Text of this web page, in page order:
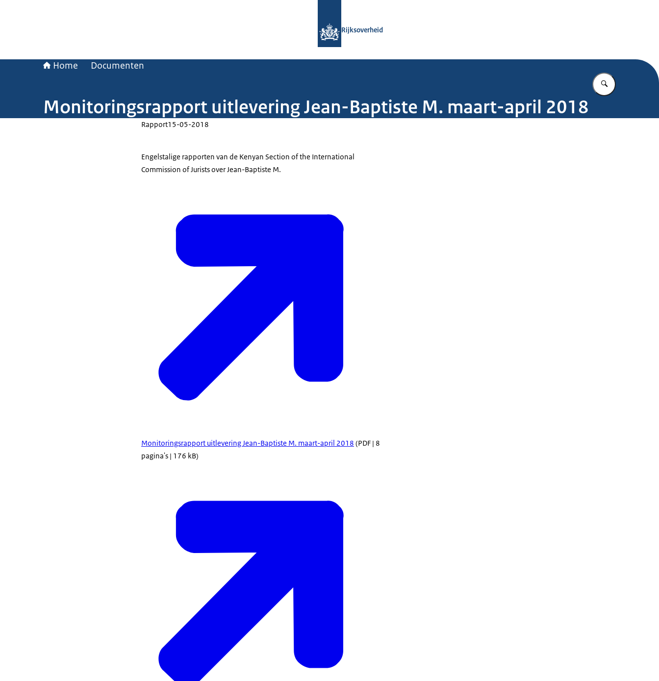
Rijksoverheid
Home Documenten
Vul in wat u
Monitoringsrapport uitlevering Jean-Baptiste M. maart-april 2018
Rapport15-05-2018
Engelstalige rapporten van de Kenyan Section of the International
Commission of Jurists over Jean-Baptiste M.
Monitoringsrapport uitlevering Jean-Baptiste M. maart-april 2018 (PDF | 8
pagina's | 176 kB)